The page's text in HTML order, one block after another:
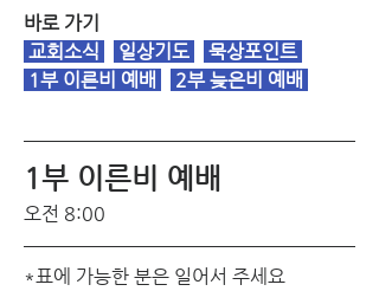
바로 가기
교회소식
일상기도
묵상포인트
1부 이른비 예배
2부 늦은비 예배
1부 이른비 예배
오전 8:00
*표에 가능한 분은 일어서 주세요